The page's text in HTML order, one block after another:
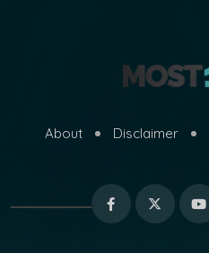
About Disclaimer